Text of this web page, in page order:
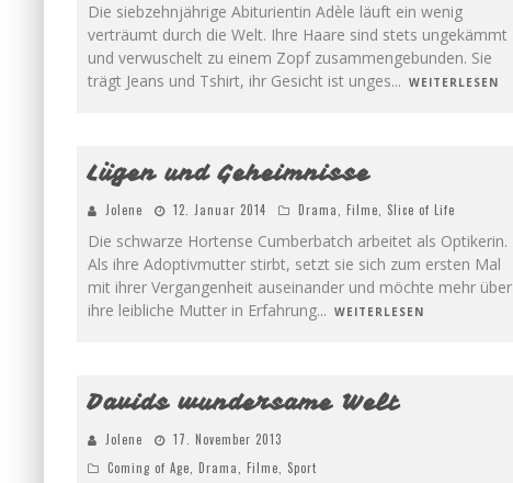
Die siebzehnjährige Abiturientin Adèle läuft ein wenig
verträumt durch die Welt. Ihre Haare sind stets ungekämmt
und verwuschelt zu einem Zopf zusammengebunden. Sie
trägt Jeans und Tshirt, ihr Gesicht ist unges... WEITERLESEN
3
Lügen und Geheimnisse
Jolene 12. Januar 2014 Drama Filme Slice of Life
Die schwarze Hortense Cumberbatch arbeitet als Optikerin.
Als ihre Adoptivmutter stirbt, setzt sie sich zum ersten Mal
mit ihrer Vergangenheit auseinander und möchte mehr über
ihre leibliche Mutter in Erfahrung... WEITERLESEN
5
Davids wundersame Welt
Jolene
17. November 2013
Coming of Age Drama Filme Sport